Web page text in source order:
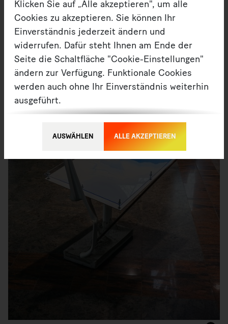
Klicken Sie auf „Alle akzeptieren", um alle
Cookies zu akzeptieren. Sie können Ihr
Einverständnis jederzeit ändern und
widerrufen. Dafür steht Ihnen am Ende der
Seite die Schaltfläche "Cookie-Einstellungen"
ändern zur Verfügung. Funktionale Cookies
werden auch ohne Ihr Einverständnis weiterhin
ausgeführt.
Möchten Sie die verwendeten Cookies
anpassen, erreichen Sie die Einstellungen über
die Schaltfläche "Auswählen".
Weitere Informationen finden Sie in unseren
Datenschutzbestimmungen
oder dem
AUSWÄHLEN ALLE AKZEPTIEREN